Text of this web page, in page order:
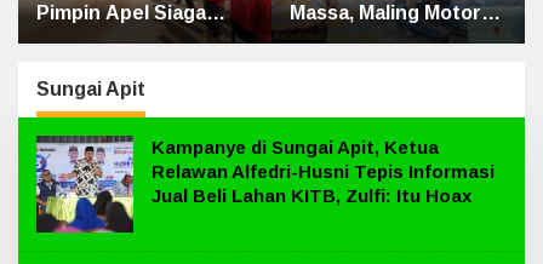
Massa, Maling Motor
Ditangkap di Jalan
Jatibaru Gelar Mediasi
Dua Warga Srimersing,
Sungai Apit
Kampanye di Sungai Apit, Ketua
Relawan Alfedri-Husni Tepis Informasi
Jual Beli Lahan KITB, Zulfi: Itu Hoax